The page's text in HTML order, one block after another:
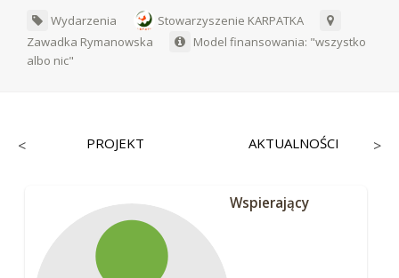
Wydarzenia
Stowarzyszenie KARPATKA
Zawadka Rymanowska
Model finansowania: "wszystko
albo nic"
< PROJEKT AKTUALNOŚCI >
Wspierający